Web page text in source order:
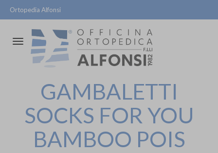
Ortopedia Alfonsi
Attiva/disattiva
navigazione
GAMBALETTI
SOCKS FOR YOU
BAMBOO POIS